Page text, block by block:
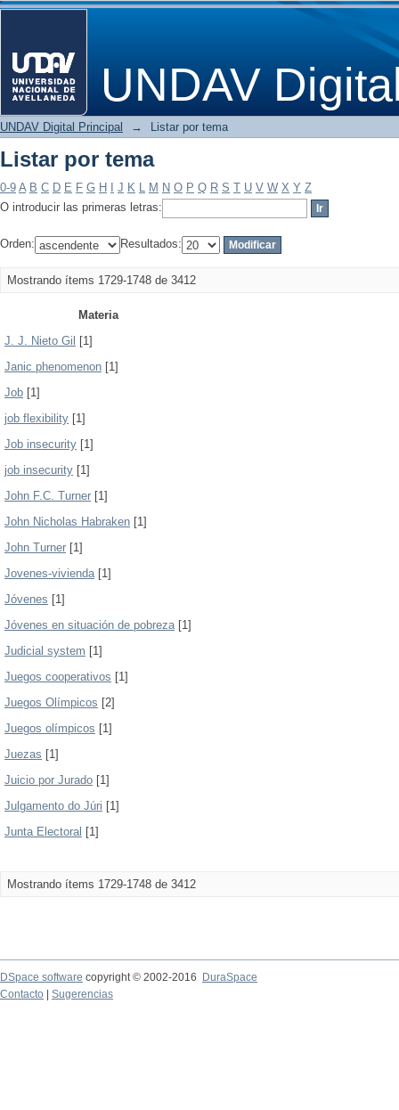
UNDAV
Listar por tema
UNDAV Digital Principal → Listar por tema
Listar por tema
0-9 A B C D E F G H J K L M N O P Q R S T U V W X Y Z
O introducir las primeras letras:
Orden: Resultados:
Mostrando ítems 1729-1748 de 3412
Materia
J. J. Nieto Gil
[1]
Janic phenomenon [1]
Job [1]
job flexibility [1]
Job insecurity [1]
job insecurity [1]
John F.C. Turner [1]
John Nicholas Habraken [1]
John Turner [1]
Jovenes-vivienda[1]
Jóvenes [1]
Jóvenes en situación de pobreza[1]
Judicial system [1]
Juegos cooperativos [1]
Juegos Olímpicos [2]
Juegos olímpicos [1]
Juezas [1]
Juicio por Jurado [1]
Julgamento do Júri [1]
Junta Electoral [1]
Mostrando ítems 1729-1748 de 3412
DSpace software copyright © 2002-2016
DuraSpace
Contacto
Sugerencias